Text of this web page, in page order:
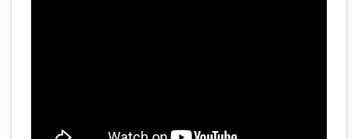
LEER MÁS Exámenes y limpiezas dentales